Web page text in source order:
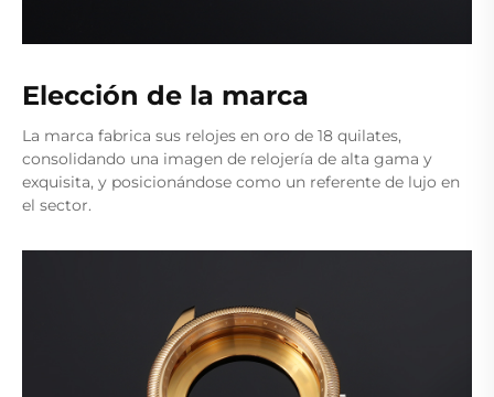
Elección de la marca
La marca fabrica sus relojes en oro de 18 quilates,
consolidando una imagen de relojería de alta gama y
exquisita, y posicionándose como un referente de lujo en
el sector.